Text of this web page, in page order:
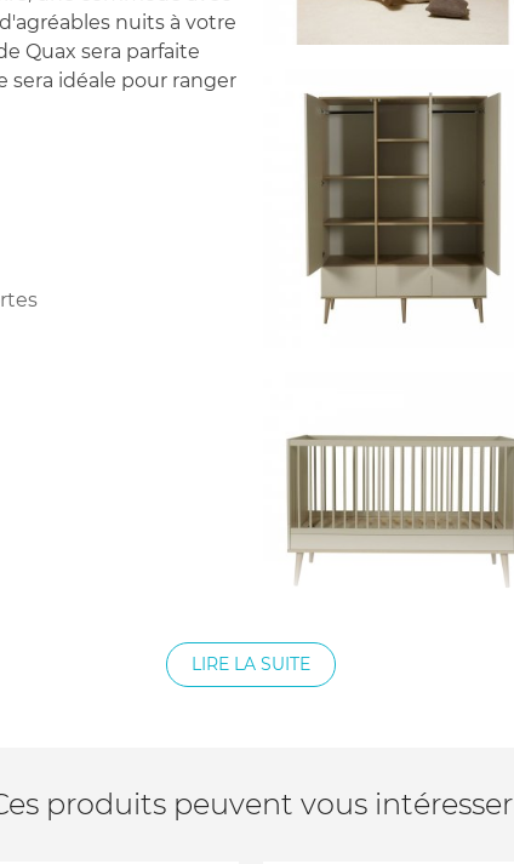
nuits à votre
Quax sera parfaite
sera idéale pour ranger
LIRE LA SUITE
produits peuvent vous intéresser